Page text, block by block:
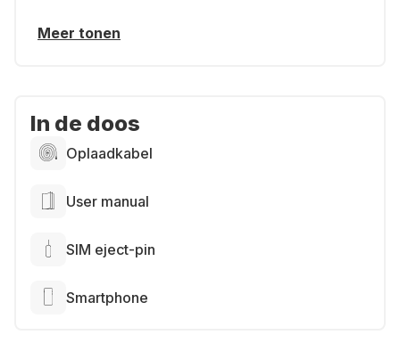
Meer tonen
In de doos
Oplaadkabel
User manual
SIM eject-pin
Smartphone